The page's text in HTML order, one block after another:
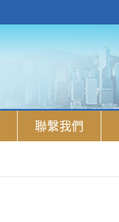
聯繫我們